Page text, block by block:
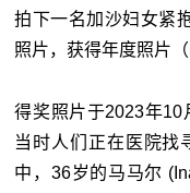
拍下一名加沙妇女紧
照片，获得年度照片
得奖照片于2023年10
当时人们正在医院找
中，36岁的马马尔